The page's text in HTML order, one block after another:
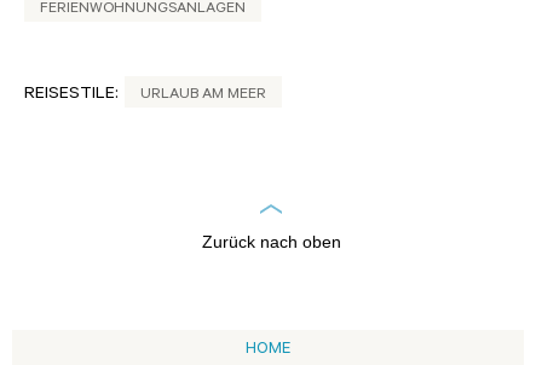
FERIENWOHNUNGSANLAGEN
REISESTILE: URLAUB AM MEER
Zurück nach oben
HOME